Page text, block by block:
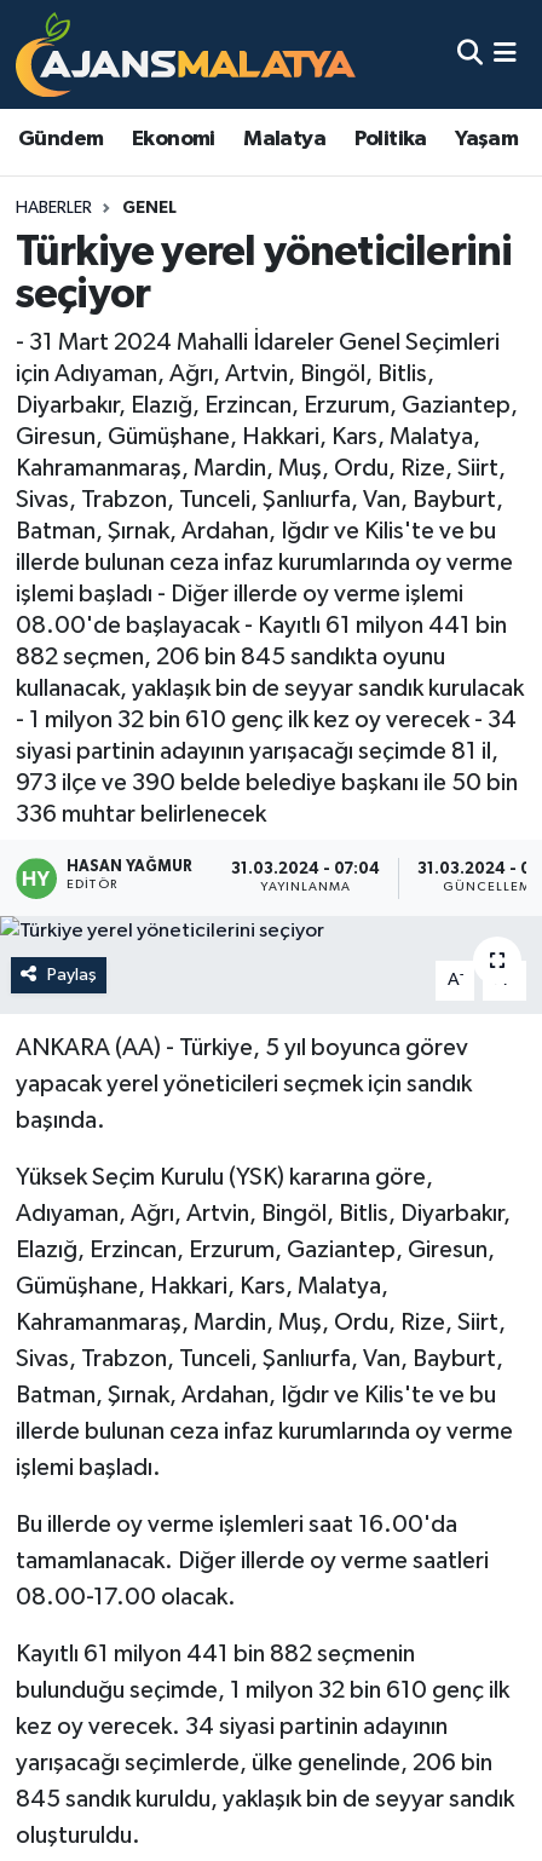
Gündem Ekonomi Malatya Politika Yaşam
HABERLER GENEL
Türkiye yerel yöneticilerini
seçiyor
- 31 Mart 2024 Mahalli İdareler Genel Seçimleri
için Adıyaman, Ağrı, Artvin, Bingöl, Bitlis,
Diyarbakır, Elazığ, Erzincan, Erzurum, Gaziantep,
Giresun, Gümüşhane, Hakkari, Kars, Malatya,
Kahramanmaraş, Mardin, Muş, Ordu, Rize, Siirt,
Sivas, Trabzon, Tunceli, Şanlıurfa, Van, Bayburt,
Batman, Şırnak, Ardahan, Iğdır ve Kilis'te ve bu
illerde bulunan ceza infaz kurumlarında oy verme
işlemi başladı - Diğer illerde oy verme işlemi
08.00'de başlayacak - Kayıtlı 61 milyon 441 bin
882 seçmen, 206 bin 845 sandıkta oyunu
kullanacak, yaklaşık bin de seyyar sandık kurulacak
- 1 milyon 32 bin 610 genç ilk kez oy verecek - 34
siyasi partinin adayının yarışacağı seçimde 81 il,
973 ilçe ve 390 belde belediye başkanı ile 50 bin
336 muhtar belirlenecek
HASAN YAĞMUR
EDITÖR
31.03.2024 - 07:04
YAYINLANMA
31.03.2024 -
GÜNCELLEME
Paylaş A- A
ANKARA (AA) - Türkiye, 5 yıl boyunca görev
yapacak yerel yöneticileri seçmek için sandık
başında.
Yüksek Seçim Kurulu (YSK) kararına göre,
Adıyaman, Ağrı, Artvin, Bingöl, Bitlis, Diyarbakır,
Elazığ, Erzincan, Erzurum, Gaziantep, Giresun,
Gümüşhane, Hakkari, Kars, Malatya,
Kahramanmaraş, Mardin, Muş, Ordu, Rize, Siirt,
Sivas, Trabzon, Tunceli, Şanlıurfa, Van, Bayburt,
Batman, Şırnak, Ardahan, Iğdır ve Kilis'te ve bu
illerde bulunan ceza infaz kurumlarında oy verme
işlemi başladı.
Bu illerde oy verme işlemleri saat 16.00'da
tamamlanacak. Diğer illerde oy verme saatleri
08.00-17.00 olacak.
Kayıtlı 61 milyon 441 bin 882 seçmenin
bulunduğu seçimde, 1 milyon 32 bin 610 genç ilk
kez oy verecek. 34 siyasi partinin adayının
yarışacağı seçimlerde, ülke genelinde, 206 bin
845 sandık kuruldu, yaklaşık bin de seyyar sandık
oluşturuldu.
Asayiş
Eğitim
Ekonomi
Gündem
Kadın
Kültür & Sanat
Magazin
Politika
Spor
Teknoloji
Malatya Nöbetçi Eczaneler
Malatya Namaz Vakitleri
Malatya Trafik Yoğunluk Haritası
TFF 3.Lig 2.Grup Puan Durumu ve Fikstür
Tüm Manşetler
Son Dakika Haberleri
Haber Arşivi